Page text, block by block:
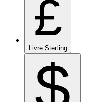
£
Livre Sterling
$